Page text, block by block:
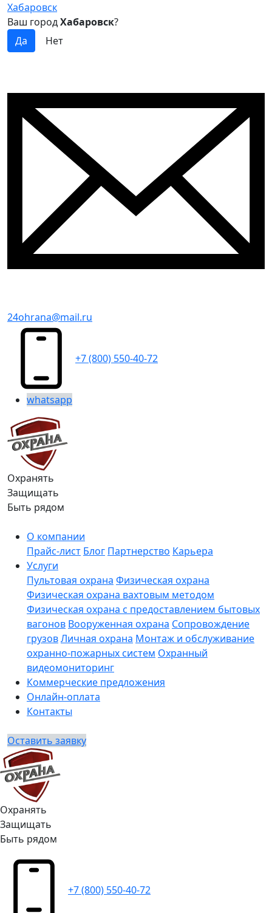
Хабаровск
Ваш городХабаровск?
24ohrana@mail.ru
+7 (800) 550-40-72
whatsapp
Охранять
Защищать
Быть рядом
О компании
Прайс-лист Блог Партнерство Карьера
Услуги
Пультовая охрана Физическая охрана
Физическая охрана вахтовым методом
Физическая охрана с предоставлением бытовых
вагонов Вооруженная охрана Сопровождение
грузовЛичная охрана Монтаж и обслуживание
охранно-пожарных систем Охранный
видеомониторинг
Коммерческие предложения
Онлайн-оплата
Контакты
Оставить заявку
Охранять
Защищать
Быть рядом
+7 (800) 550-40-72